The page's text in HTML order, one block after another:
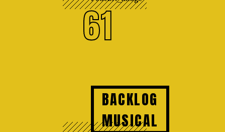
61
BACKLOG
MUSICAL